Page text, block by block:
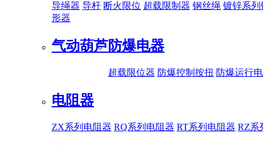
导绳器 导杆 断火限位 超载限制器 钢丝绳 镀锌系列
形器
气动葫芦防爆电器
超载限位器 防爆控制按扭 防爆运行
电阻器
ZX系列电阻器 RQ系列电阻器 RT系列电阻器 RZ系